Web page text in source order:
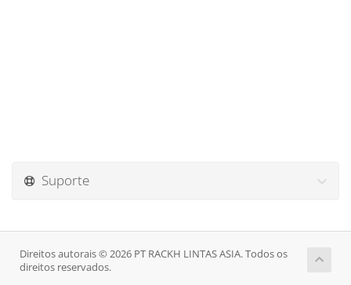
Suporte
Direitos autorais © 2026 PT RACKH LINTAS ASIA. Todos os
direitos reservados.